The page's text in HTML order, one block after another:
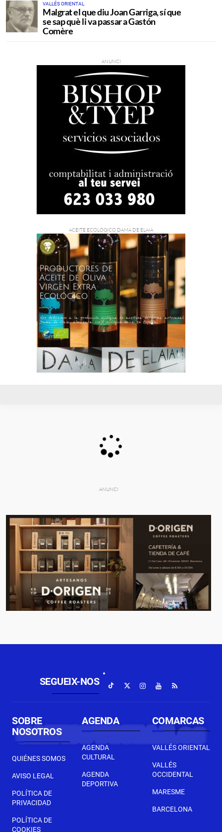
VALLÉS ORIENTAL
Malgrat el que diu Joan Garriga, sí que
se sap què li va passar a Gastón
Comère
SEGUEIX-NOS
SOBRE
NOSOTROS
QUIÉNES SOMOS
AVISO LEGAL
POLÍTICA DE
PRIVACIDAD
POLÍTICA DE
COOKIES
AGENDA
AGENDA
CULTURAL
AGENDA
DEPORTIVA
COMARCAS
VALLÉS ORIENTAL
VALLÉS
OCCIDENTAL
MARESME
BARCELONA